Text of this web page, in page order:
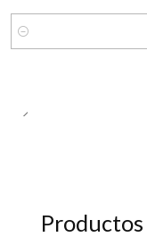
Cantidad